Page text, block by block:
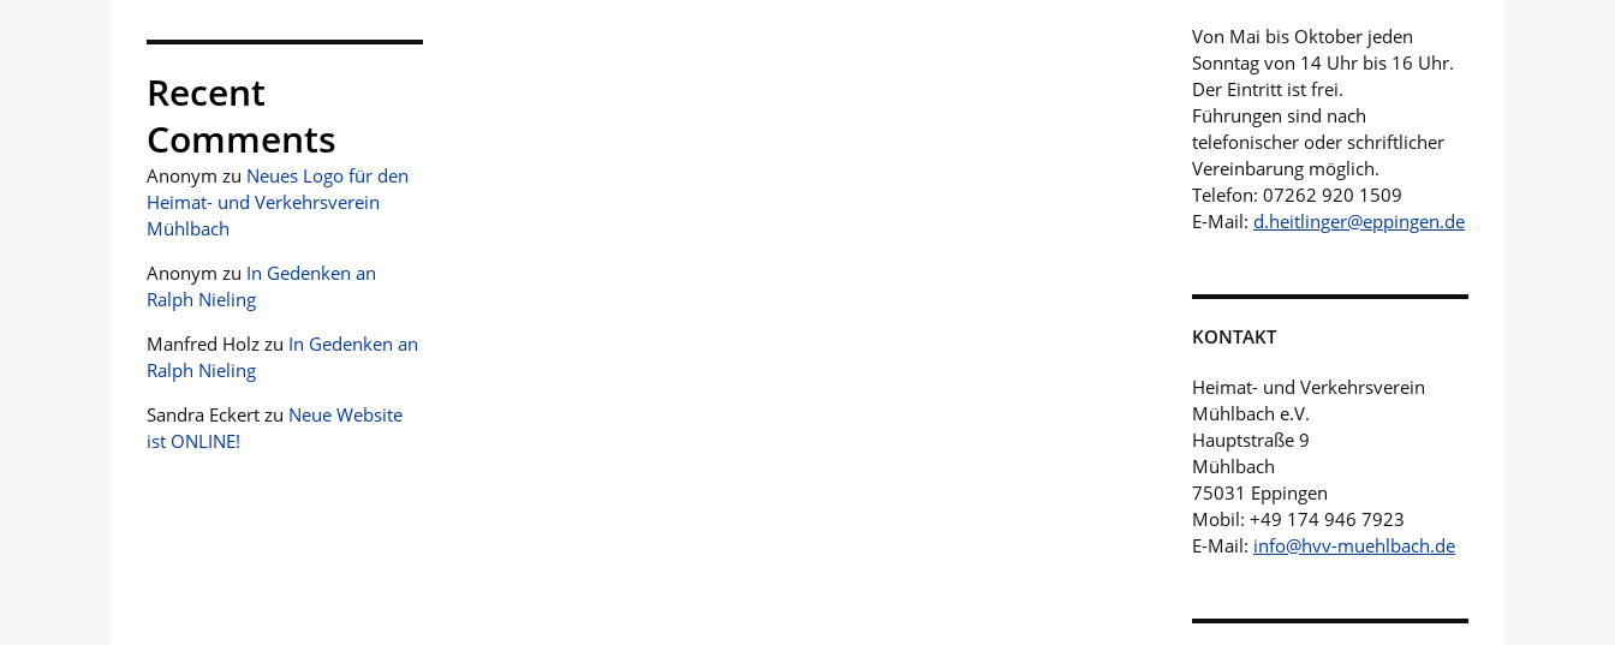
Recent
Comments
Anonym zu Neues Logo für den
Heimat- und Verkehrsverein
Mühlbach
Anonym zu In Gedenken an
Ralph Nieling
Manfred Holz zu In Gedenken an
Ralph Nieling
Sandra Eckert zu Neue Website
ist ONLINE!
Von Mai bis Oktober jeden
Sonntag von 14 Uhr bis 16 Uhr.
Der Eintritt ist frei.
Führungen sind nach
telefonischer oder schriftlicher
Vereinbarung möglich.
Telefon: 07262 920 1509
E-Mail: d.heitlinger@eppingen.de
KONTAKT
Heimat- und Verkehrsverein
Mühlbach e.V.
Hauptstraße 9
Mühlbach
75031 Eppingen
Mobil: +49 174 946 7923
E-Mail: info@hvv-muehlbach.de